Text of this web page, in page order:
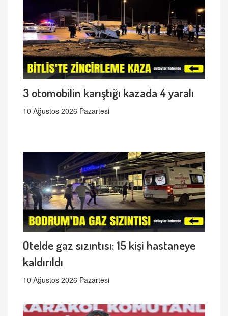
3 otomobilin karıştığı kazada 4 yaralı
10 Ağustos 2026 Pazartesi
Otelde gaz sızıntısı: 15 kişi hastaneye
kaldırıldı
10 Ağustos 2026 Pazartesi